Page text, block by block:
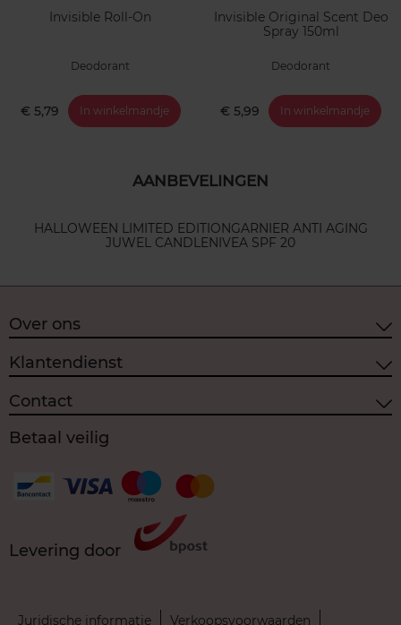
Invisible Roll-On
Deodorant
€ 5,79 In winkelmandje
Invisible Original Scent Deo
Spray 150ml
Deodorant
€ 5,99 In winkelmandje
AANBEVELINGEN
HALLOWEEN LIMITED EDITIONGARNIER ANTI AGING
JUWEL CANDLENIVEA SPF 20
Over ons
Klantendienst
Contact
Betaal veilig
Levering door
Juridische informatie Verkoopsvoorwaarden